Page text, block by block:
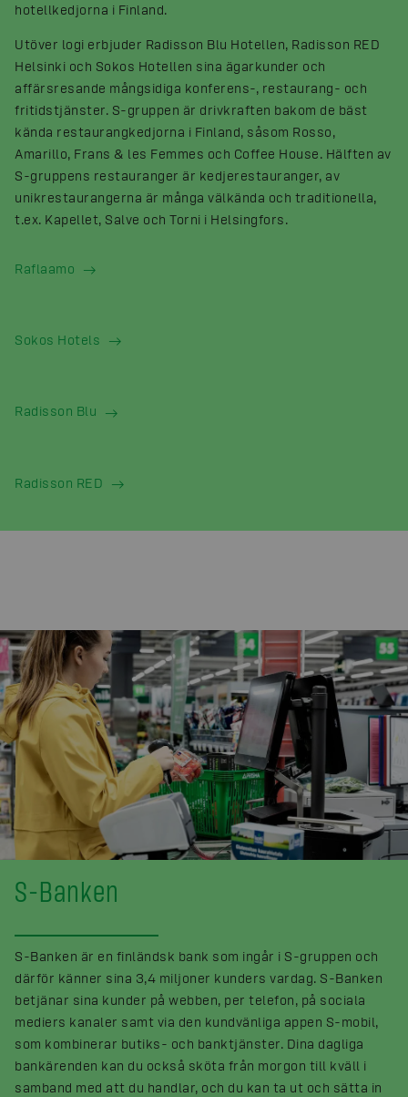
hotellkedjorna i Finland.
Utöver logi erbjuder Radisson Blu Hotellen, Radisson RED
Helsinki och Sokos Hotellen sina ägarkunder och
affärsresande mångsidiga konferens-, restaurang- och
fritidstjänster. S-gruppen är drivkraften bakom de bäst
kända restaurangkedjorna i Finland, såsom Rosso,
Amarillo, Frans & les Femmes och Coffee House. Hälften av
S-gruppens restauranger är kedjerestauranger, av
unikrestaurangerna är många välkända och traditionella,
t.ex. Kapellet, Salve och Torni i Helsingfors.
Raflaamo
Sokos Hotels
Radisson Blu
Radisson RED
S-Banken
S-Banken är en finländsk bank som ingår i S-gruppen och
därför känner sina 3,4 miljoner kunders vardag. S-Banken
betjänar sina kunder på webben, per telefon, på sociala
mediers kanaler samt via den kundvänliga appen S-mobil,
som kombinerar butiks- och banktjänster. Dina dagliga
bankärenden kan du också sköta från morgon till kväll i
samband med att du handlar, och du kan ta ut och sätta in